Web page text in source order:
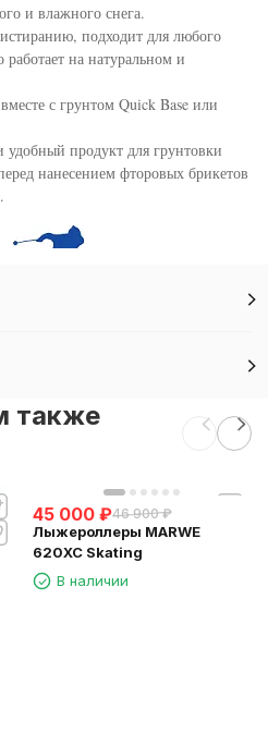
и влажного снега.
подходит для любого
на натуральном и
с грунтом Quick Base или
продукт для грунтовки
нанесением фторовых брикетов
также
45 000 ₽46 900 ₽
Лыжероллеры MARWE
620XC Skating
В наличии